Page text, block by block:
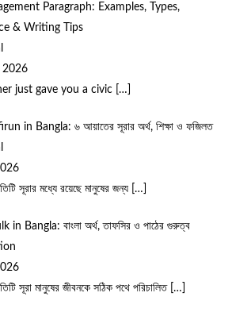
Paragraph: Examples, Types,
& Writing Tips
2026
just gave you a civic […]
in Bangla: ৬ আয়াতের সূরার অর্থ, শিক্ষা ও ফজিলত
সূরার মধ্যে রয়েছে মানুষের জন্য […]
in Bangla: বাংলা অর্থ, তাফসির ও পাঠের গুরুত্ব
সূরা মানুষের জীবনকে সঠিক পথে পরিচালিত […]